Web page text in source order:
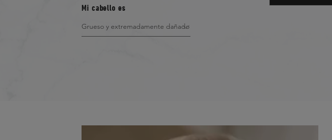
Filter by rating
Mi cabello es